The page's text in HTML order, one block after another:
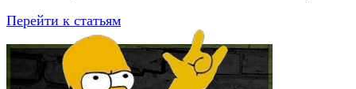
Перейти к статьям